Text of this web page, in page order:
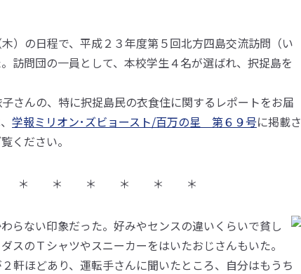
）の日程で、平成２３年度第５回北方四島交流訪問（い
訪問団の一員として、本校学生４名が選ばれ、択捉島を
さんの、特に択捉島民の衣食住に関するレポートをお届
学報ミリオン･ズビョースト/百万の星 第６９号に掲載さ
ください。
＊ ＊ ＊ ＊ ＊ ＊
ない印象だった。好みやセンスの違いくらいで貧し
スのＴシャツやスニーカーをはいたおじさんもいた。
軒ほどあり、運転手さんに聞いたところ、自分はもうち